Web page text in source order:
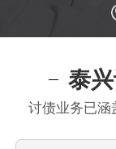
泰
讨债业务已涵